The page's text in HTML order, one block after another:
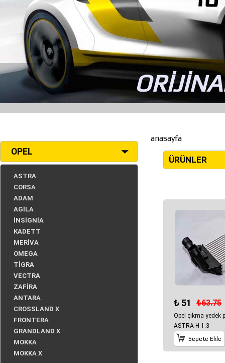
OPEL
ASTRA
CORSA
ADAM
AGİLA
İNSİGNİA
KADETT
MERİVA
OMEGA
TİGRA
VECTRA
ZAFİRA
ANTARA
CROSSLAND X
FRONTERA
GRANDLAND X
MOKKA
MOKKA X
anasayfa
ÜRÜNLER
₺ 51 ₺63.75
Opel çıkma yedek
ASTRA H 1.3
Sepete Ekle